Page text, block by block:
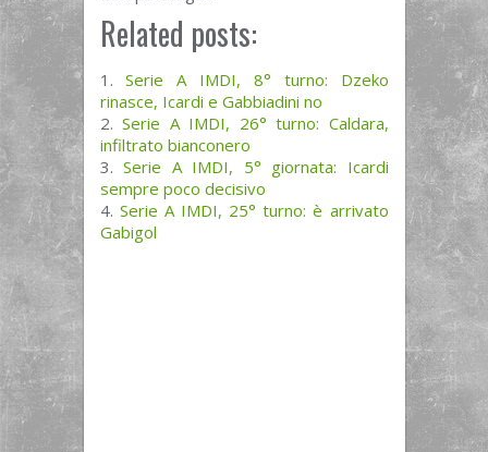
Related posts:
Serie A IMDI, 8° turno: Dzeko
rinasce, Icardi e Gabbiadini no
Serie A IMDI, 26° turno: Caldara,
infiltrato bianconero
Serie A IMDI, 5° giornata: Icardi
sempre poco decisivo
Serie A IMDI, 25° turno: è arrivato
Gabigol